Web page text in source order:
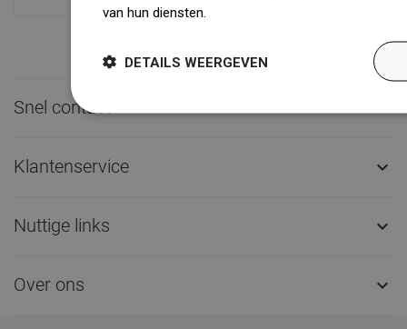
Snel contact 
Klantenservice 
Nuttige links 
Over ons 
van hun diensten.
DETAILS WEERGEVEN